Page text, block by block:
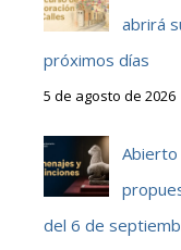
abrirá
próximos días
5 de agosto de 2026
del 6 de